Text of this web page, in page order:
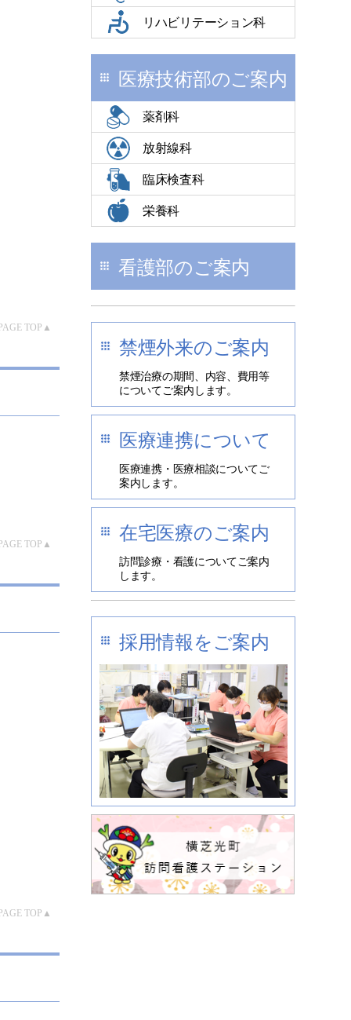
PAGE TOP▲
PAGE TOP▲
PAGE TOP▲
リハビリテーション科
医療技術部のご案内
薬剤科
放射線科
臨床検査科
栄養科
看護部のご案内
禁煙外来のご案内
禁煙治療の期間、内容、費用等
についてご案内します。
医療連携について
医療連携・医療相談についてご
案内します。
在宅医療のご案内
訪問診療・看護についてご案内
します。
採用情報をご案内